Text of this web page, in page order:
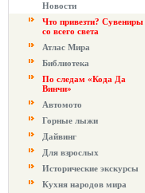
Новости
Что привезти? Сувениры
со всего света
Атлас Мира
Библиотека
По следам «Кода Да
Винчи»
Автомото
Горные лыжи
Дайвинг
Для взрослых
Исторические экскурсы
Кухня народов мира